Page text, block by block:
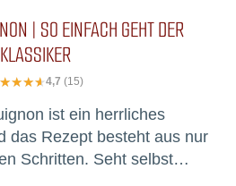
| SO EINFACH GEHT DER
KLASSIKER
4,7 (15)
ist ein herrliches
das Rezept besteht aus nur
Schritten. Seht selbst…